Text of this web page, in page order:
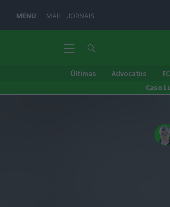
MENU MAIL JORNAIS
Últimas Advocatus
Caso